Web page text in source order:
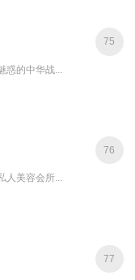
的中华战...
75
人美容会所...
76
77